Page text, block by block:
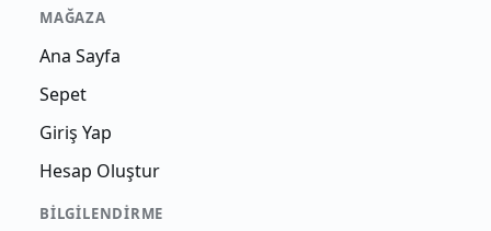
MAĞAZA
Ana Sayfa
Sepet
Giriş Yap
Hesap Oluştur
BILGILENDIRME